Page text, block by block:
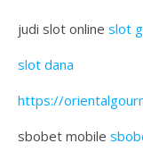
judi slot online slot
slot dana
https://
sbobet mobile